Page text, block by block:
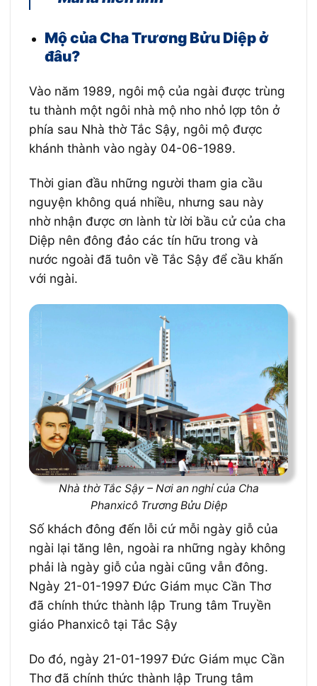
Mộ của Cha Trương Bửu Diệp ở
đâu?
Vào năm 1989, ngôi mộ của ngài được trùng
tu thành một ngôi nhà mộ nho nhỏ lợp tôn ở
phía sau Nhà thờ Tắc Sậy, ngôi mộ được
khánh thành vào ngày 04-06-1989.
Thời gian đầu những người tham gia cầu
nguyện không quá nhiều, nhưng sau này
nhờ nhận được ơn lành từ lời bầu cử của cha
Diệp nên đông đảo các tín hữu trong và
nước ngoài đã tuôn về Tắc Sậy để cầu khấn
với ngài.
Nhà thờ Tắc Sậy – Nơi an nghỉ của Cha
Phanxicô Trương Bửu Diệp
Số khách đông đến lỗi cứ mỗi ngày giỗ của
ngài lại tăng lên, ngoài ra những ngày không
phải là ngày giỗ của ngài cũng vẫn đông.
Ngày 21-01-1997 Đức Giám mục Cần Thơ
đã chính thức thành lập Trung tâm Truyền
giáo Phanxicô tại Tắc Sậy
Do đó, ngày 21-01-1997 Đức Giám mục Cần
Thơ đã chính thức thành lập Trung tâm